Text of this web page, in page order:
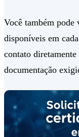
Você também pode
disponíveis em
contato
documentação